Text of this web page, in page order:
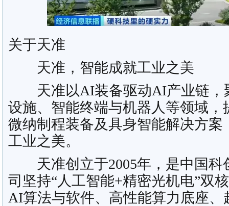
关于天准
天准，智能成就工业之美
天准以AI装备驱动AI产业链，
设施、智能终端与机器人等领域，
微纳制程装备及具身智能解决方案
工业之美。
天准创立于2005年，是中国科
司坚持“人工智能+精密光机电”双
AI算法与软件、高性能算力底座